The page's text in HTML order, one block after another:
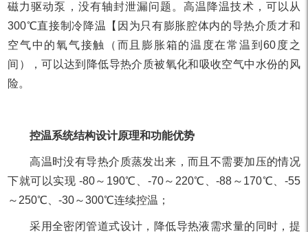
磁力驱动泵，没有轴封泄漏问题。高温降温技术，可以从
300℃直接制冷降温【因为只有膨胀腔体内的导热介质才和
空气中的氧气接触（而且膨胀箱的温度在常温到60度之
间），可以达到降低导热介质被氧化和吸收空气中水份的风
险。
控温系统结构设计原理和功能优势
高温时没有导热介质蒸发出来，而且不需要加压的情况
下就可以实现 -80～190℃、-70～220℃、-88～170℃、-55
～250℃、-30～300℃连续控温；
采用全密闭管道式设计，降低导热液需求量的同时，提